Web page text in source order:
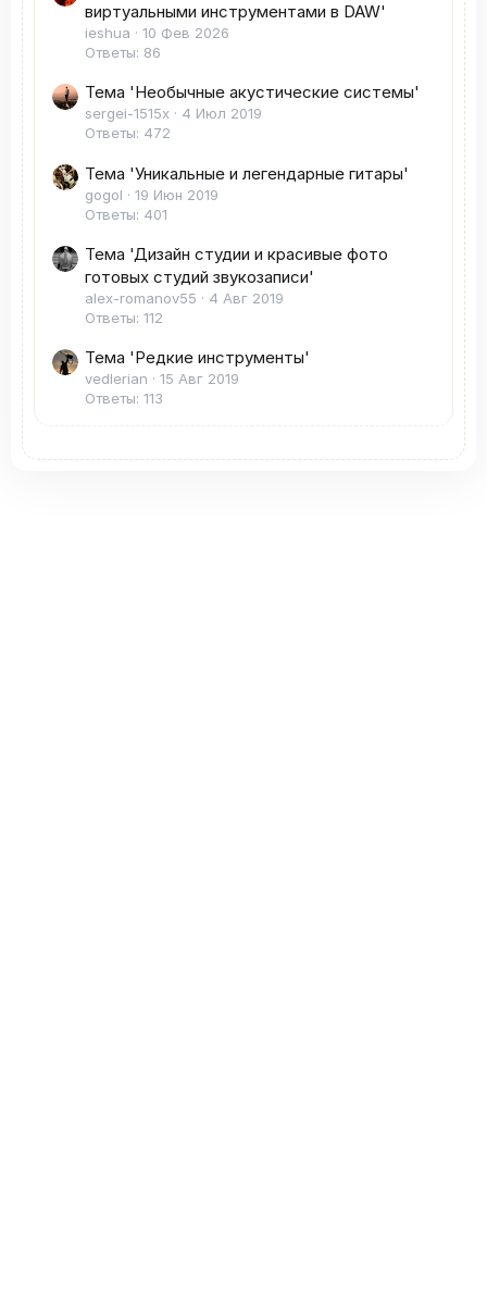
виртуальными инструментами в DAW'
ieshua
10 Фев 2026
Ответы: 86
Тема 'Необычные акустические системы'
sergei-1515x
4 Июл 2019
Ответы: 472
Тема 'Уникальные и легендарные гитары'
gogol
19 Июн 2019
Ответы: 401
Тема 'Дизайн студии и красивые фото
готовых студий звукозаписи'
alex-romanov55
4 Авг 2019
Ответы: 112
Тема 'Редкие инструменты'
vedlerian
15 Авг 2019
Ответы: 113